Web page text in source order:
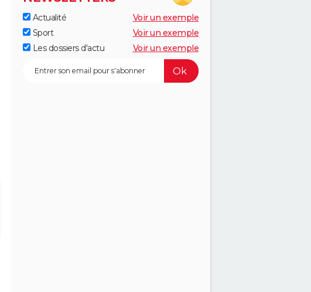
Actualité
Voir un exemple
Sport
Voir un exemple
Les dossiers d'actu
Voir un exemple